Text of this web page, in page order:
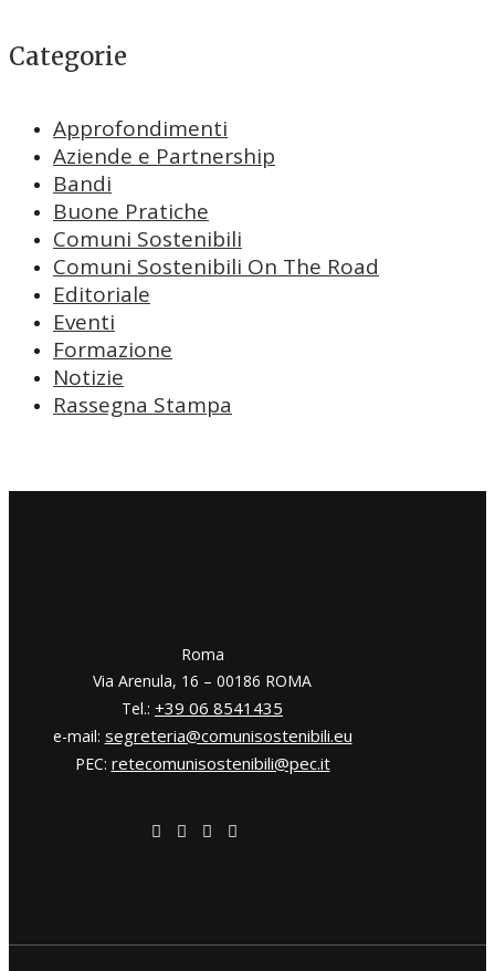
Categorie
Approfondimenti
Aziende e Partnership
Bandi
Buone Pratiche
Comuni Sostenibili
Comuni Sostenibili On The Road
Editoriale
Eventi
Formazione
Notizie
Rassegna Stampa
​​Roma
Via Arenula, 16 – 00186 ROMA
Tel.: +39 06 8541435
e-mail: segreteria@comunisostenibili.eu
PEC: retecomunisostenibili@pec.it